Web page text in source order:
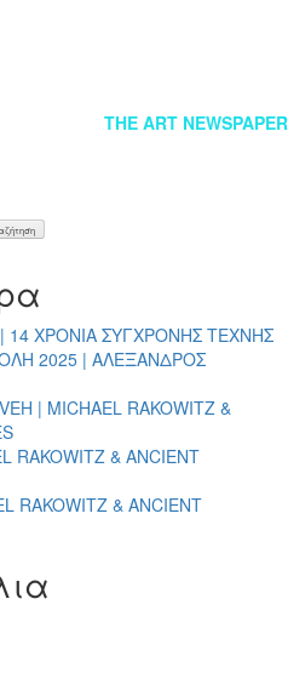
THE ART NEWSPAPER
| 14 ΧΡΟΝΙΑ ΣΥΓΧΡΟΝΗΣ ΤΕΧΝΗΣ
2025 | ΑΛΕΞΑΝΔΡΟΣ
| MICHAEL RAKOWITZ &
RAKOWITZ & ANCIENT
RAKOWITZ & ANCIENT